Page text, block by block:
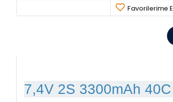
Favorilerime
7,4V 2S 3300mAh